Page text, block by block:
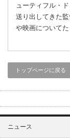
ューティフル・
送り出してきた
や映画について
トップページに戻る
ニュース